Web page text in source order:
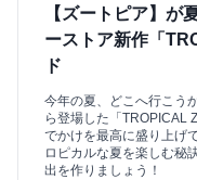
【ズートピア】が
ーストア新作「
ド
今年の夏、どこへ行こう
ら登場した「TROPICAL
でかけを最高に盛り上げ
ロピカルな夏を楽しむ秘
出を作りましょう！